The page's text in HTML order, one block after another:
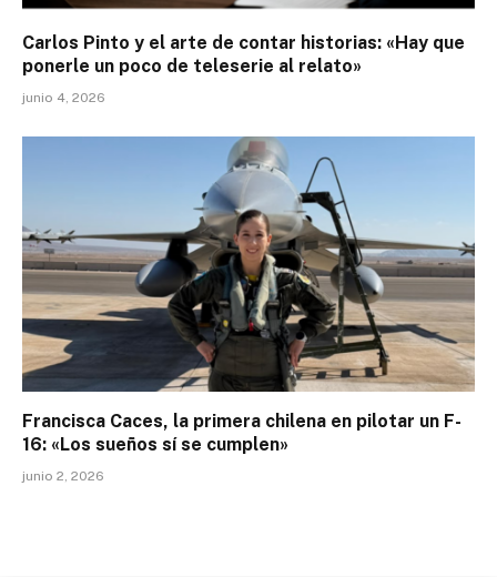
Carlos Pinto y el arte de contar historias: «Hay que
ponerle un poco de teleserie al relato»
junio 4, 2026
Francisca Caces, la primera chilena en pilotar un F-
16: «Los sueños sí se cumplen»
junio 2, 2026